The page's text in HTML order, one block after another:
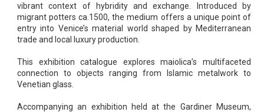
vibrant context of hybridity and exchange. Introduced by
migrant potters ca.1500, the medium offers a unique point of
entry into Venice’s material world shaped by Mediterranean
trade and local luxury production.
This exhibition catalogue explores maiolica’s multifaceted
connection to objects ranging from Islamic metalwork to
Venetian glass.
Accompanying an exhibition held at the Gardiner Museum,